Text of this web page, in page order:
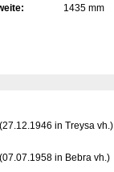
1435 mm
(27.12.1946 in Treysa vh.)
(07.07.1958 in Bebra vh.)